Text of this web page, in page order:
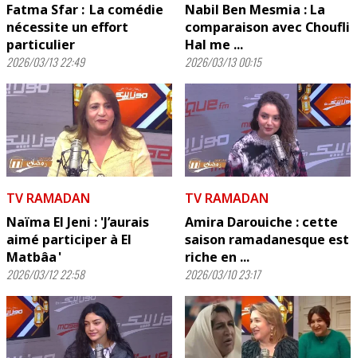
Fatma Sfar : La comédie
nécessite un effort
particulier
2026/03/13 22:49
Nabil Ben Mesmia : La
comparaison avec Choufli
Hal me ...
2026/03/13 00:15
TV RAMADAN
Naïma El Jeni : 'J’aurais
aimé participer à El
Matbâa '
2026/03/12 22:58
TV RAMADAN
Amira Darouiche : cette
saison ramadanesque est
riche en ...
2026/03/10 23:17